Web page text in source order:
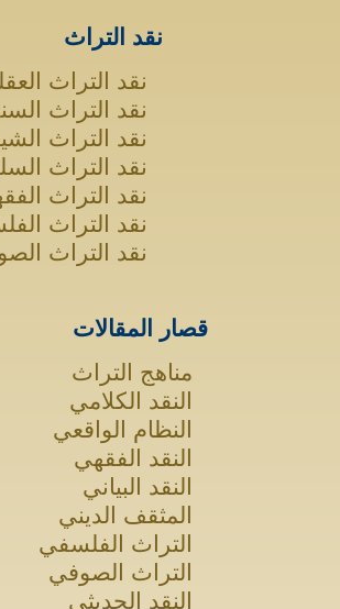
نقد التراث
نقد التراث
نقد التراث
نقد التراث
نقد التراث
نقد التراث
نقد التراث
نقد التراث
قصار المقالات
مناهج التراث
النقد الكلامي
النظام الواقعي
النقد الفقهي
النقد البياني
المثقف الديني
التراث الفلسفي
التراث الصوفي
النقد الحديثي